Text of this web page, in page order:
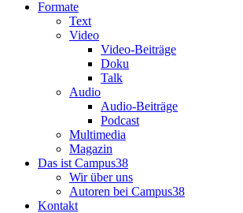
Formate
Text
Video
Video-Beiträge
Doku
Talk
Audio
Audio-Beiträge
Podcast
Multimedia
Magazin
Das ist Campus38
Wir über uns
Autoren bei Campus38
Kontakt